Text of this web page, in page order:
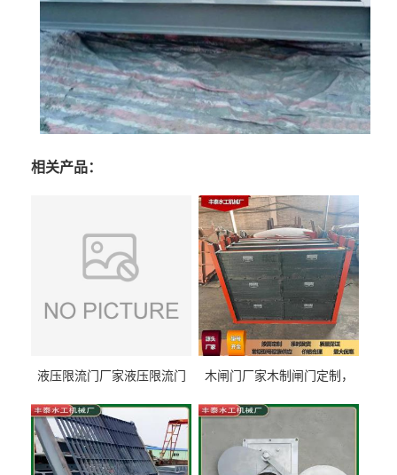
相关产品：
液压限流门厂家液压限流门
泰制造
木闸门厂家木制闸门定制，
型号齐全